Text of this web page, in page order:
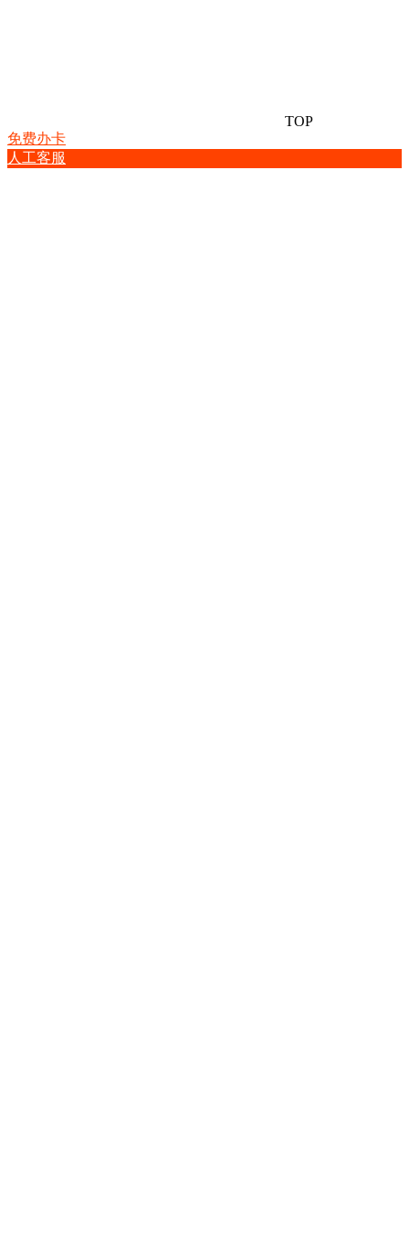
TOP
免费办卡
人工客服